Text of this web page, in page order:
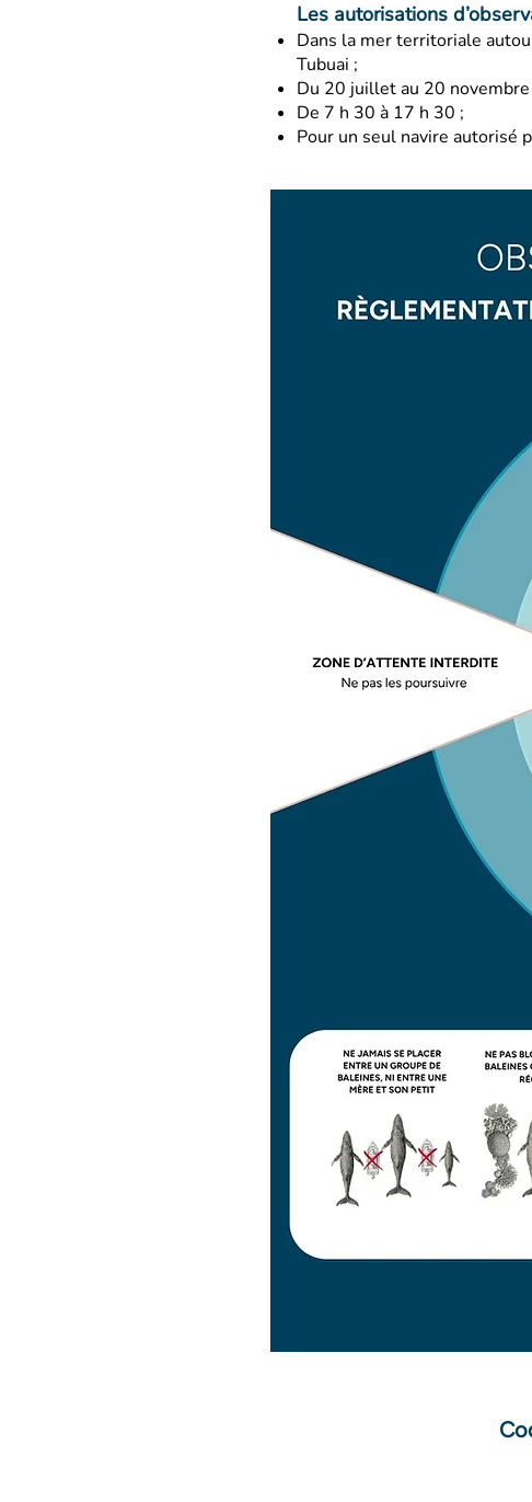
Les autorisations
Dans la mer territoriale
Tubuai ;
Du 20 juillet au 20
De 7 h 30 à 17 h 30 ;
Pour un seul navire autorisé